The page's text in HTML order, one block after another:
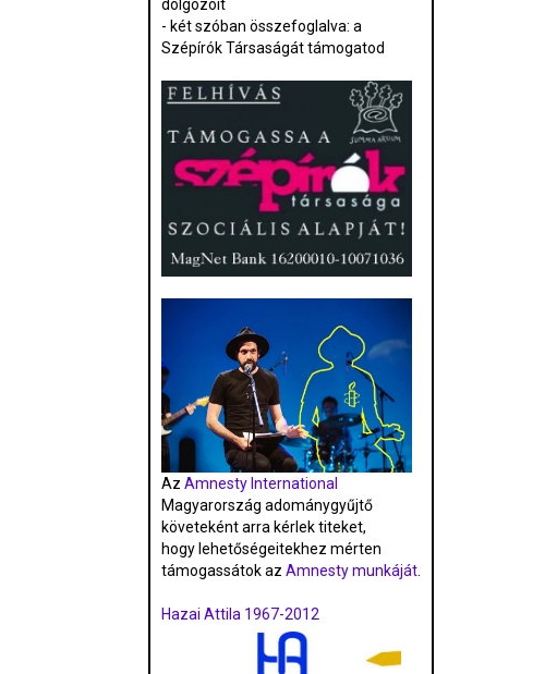
dolgozóit
- két szóban összefoglalva: a
Szépírók Társaságát támogatod
Az Amnesty International
Magyarország adománygyűjtő
követeként arra kérlek titeket,
hogy lehetőségeitekhez mérten
támogassátok az Amnesty munkáját.
Hazai Attila 1967-2012